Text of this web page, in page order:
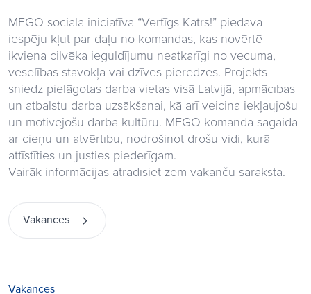
MEGO sociālā iniciatīva “Vērtīgs Katrs!” piedāvā
iespēju kļūt par daļu no komandas, kas novērtē
ikviena cilvēka ieguldījumu neatkarīgi no vecuma,
veselības stāvokļa vai dzīves pieredzes. Projekts
sniedz pielāgotas darba vietas visā Latvijā, apmācības
un atbalstu darba uzsākšanai, kā arī veicina iekļaujošu
un motivējošu darba kultūru. MEGO komanda sagaida
ar cieņu un atvērtību, nodrošinot drošu vidi, kurā
attīstīties un justies piederīgam.
Vairāk informācijas atradīsiet zem vakanču saraksta.
Vakances
Vakances